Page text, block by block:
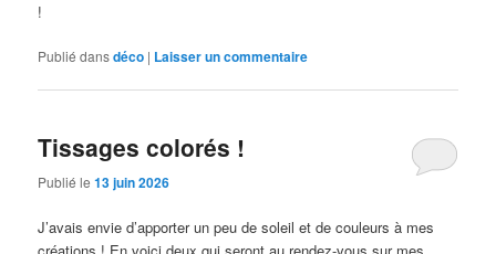
!
Publié dansdéco | Laisser un commentaire
Tissages colorés !
Publié le13 juin 2026
J’avais envie d’apporter un peu de soleil et de couleurs à mes